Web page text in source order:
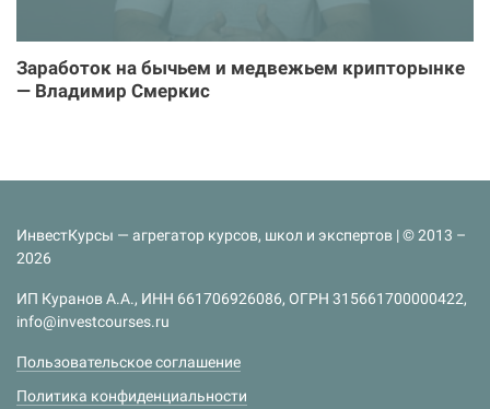
Заработок на бычьем и медвежьем крипторынке
— Владимир Смеркис
ИнвестКурсы — агрегатор курсов, школ и экспертов | © 2013 –
2026
ИП Куранов А.А., ИНН 661706926086, ОГРН 315661700000422,
info@investcourses.ru
Пользовательское соглашение
Политика конфиденциальности